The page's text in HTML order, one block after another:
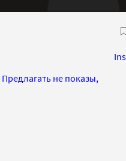
не показы,